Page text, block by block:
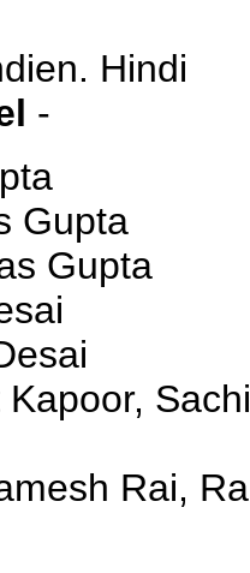
Hindi
-
Gupta
Gupta
Kapoor,
Rai,